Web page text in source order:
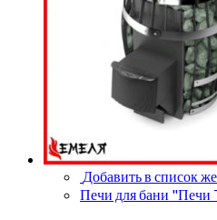
Добавить в список
Печи для бани